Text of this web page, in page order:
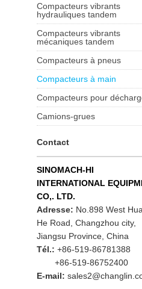
Compacteurs vibrants
hydrauliques tandem
Compacteurs vibrants
mécaniques tandem
Compacteurs à pneus
Compacteurs à main
Compacteurs pour
Camions-grues
Contact
SINOMACH-HI
INTERNATIONAL
CO,. LTD.
Adresse: No.898 West
He Road, Changzhou city,
Jiangsu Province, China
Tél.: +86-519-86781388
+86-519-86752400
E-mail: